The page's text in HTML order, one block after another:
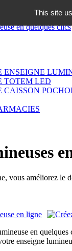
ENSEIGNE
TOTEM LED
CAISSON
vous améliorez le
en
enseigne
This site